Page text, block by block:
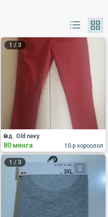
1 / 3
10-р хороолол
Өмд. Old navy.
80 мянга
1 / 3